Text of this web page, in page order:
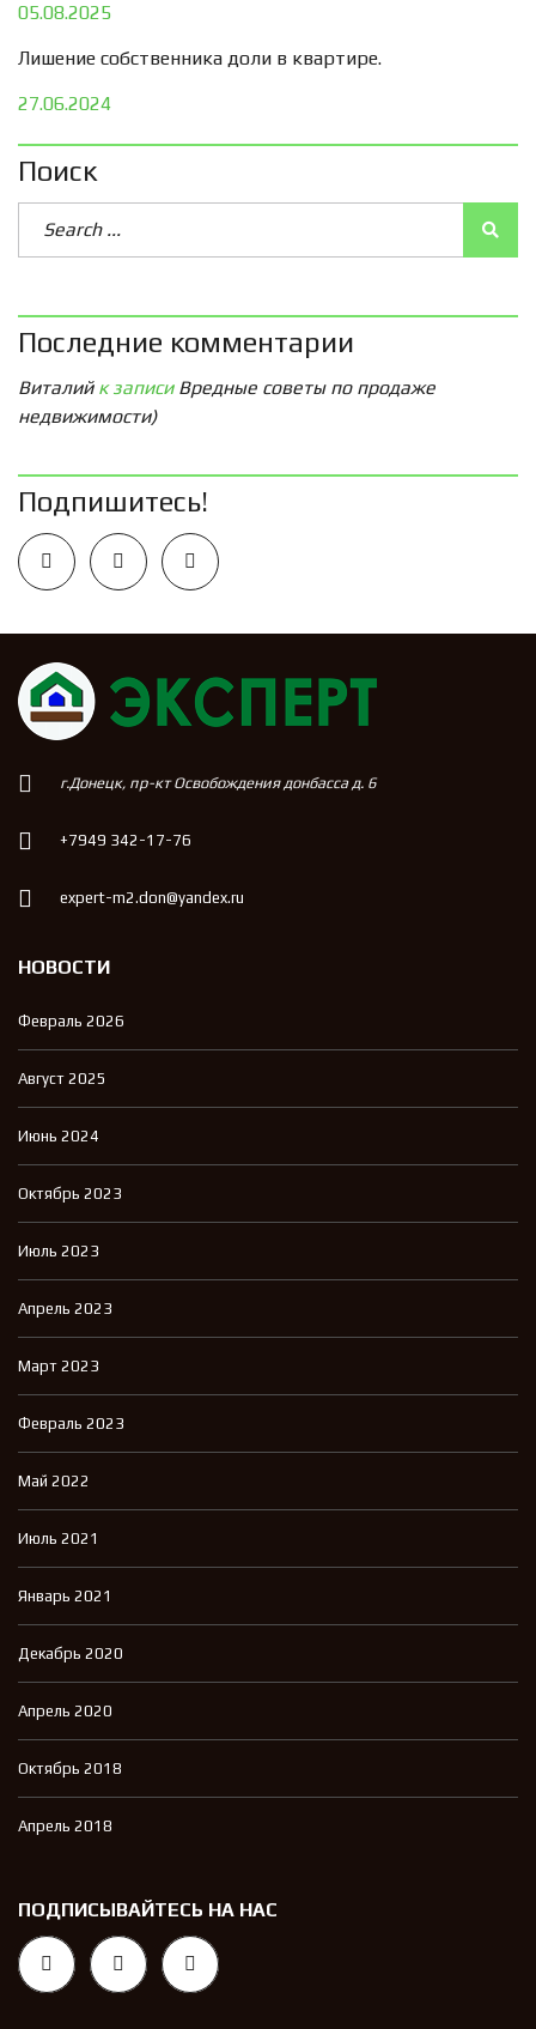
05.08.2025
Лишение собственника доли в квартире.
27.06.2024
Поиск
Последние комментарии
Виталийк записи Вредные советы по продаже
недвижимости)
Подпишитесь!
г.Донецк, пр-кт Освобождения донбасса д. 6
+7949 342-17-76
expert-m2.don@yandex.ru
НОВОСТИ
Февраль 2026
Август 2025
Июнь 2024
Октябрь 2023
Июль 2023
Апрель 2023
Март 2023
Февраль 2023
Май 2022
Июль 2021
Январь 2021
Декабрь 2020
Апрель 2020
Октябрь 2018
Апрель 2018
ПОДПИСЫВАЙТЕСЬ НА НАС